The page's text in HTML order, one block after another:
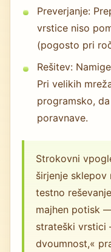
Preverjanje:
vrstice niso
(pogosto pri
Rešitev:
Pri velikih
programsko,
poravnave.
Strokovni
širjenje sklepov
testno
majhen potisk
strateški
dvoumnost,«